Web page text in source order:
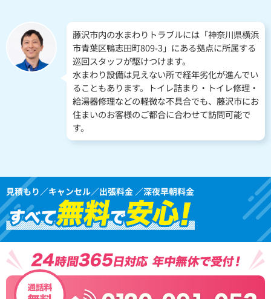
藤沢市内の水まわりトラブルには「神奈川県横浜
市青葉区鴨志田町809-3」にある拠点に所属する
巡回スタッフが駆けつけます。
水まわり設備は見えない所で経年劣化が進んでい
ることもあります。トイレ詰まり・トイレ修理・
給湯器修理などの軽微な不具合でも、藤沢市にお
住まいのお客様のご都合に合わせて訪問可能で
す。
見積もり／キャンセル／出張料金 ／深夜早朝料金